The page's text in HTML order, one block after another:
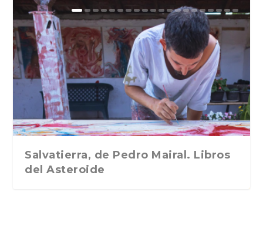
Moral, de Lyra Ekström Lindbäck.
Traducción de Car...
Revolución, de Hugo Gonçalves.
Libros del Asteroid...
«La música ha sido el gran amor de
mi vida». Esthe...
«El barman del Ritz», de Philippe
Collin. Traducci...
Mañanas de editorial, noches de
Bocaccio
Salvatierra, de Pedro Mairal. Libros
del Asteroide